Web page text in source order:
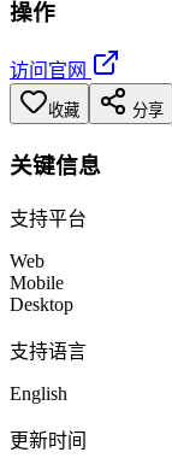
操作
访问官网
收藏 分享
关键信息
支持平台
Web
Mobile
Desktop
支持语言
English
更新时间